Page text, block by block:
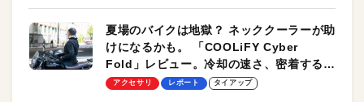
夏場のバイクは地獄？ ネッククーラーが助
けになるかも。 「COOLiFY Cyber
Fold」レビュー。冷却の速さ、密着する冷
却プレート、シンプルな操作性がグッド！
アクセサリ レポート タイアップ